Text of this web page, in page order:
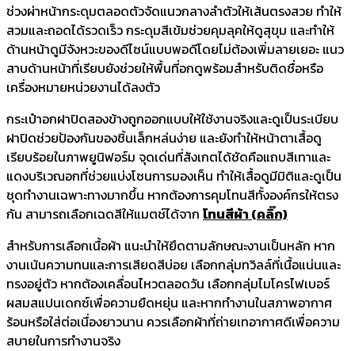
ช่วงผ่าหน้ากระดุมตลอดตัวจัดแนวกลางลำตัวให้เส้นตรงสวย ทำให้
สวมและถอดได้รวดเร็ว กระดุมสีเข้มช่วยคุมลุคให้ดูสุขุม และทำให้
ด้านหน้าดูมีจังหวะของดีไซน์แบบพอดีโดยไม่ต้องเพิ่มลายเยอะ แนว
สาบด้านหน้าที่เรียบยังช่วยให้พื้นที่อกดูพร้อมสำหรับติดชื่อหรือ
เครื่องหมายหน่วยงานได้ลงตัว
กระเป๋าอกฝาปิดสองข้างถูกออกแบบให้ใช้งานจริงและดูเป็นระเบียบ
ฝาปิดช่วยป้องกันของชิ้นเล็กหล่นง่าย และยังทำให้หน้าตาเสื้อดู
เรียบร้อยในภาพยูนิฟอร์ม จุดเด่นที่สังเกตได้ชัดคือแถบสีเทาและ
แดงบริเวณอกที่ช่วยแบ่งโซนการมองเห็น ทำให้เสื้อดูมีมิติและดูเป็น
ชุดทำงานเฉพาะทางมากขึ้น หากต้องการคุมโทนสีทั้งองค์กรให้ตรง
กัน สามารถเลือกเฉดสีให้แมตช์ได้จาก โทนสีผ้า (คลิ๊ก)
สำหรับการเลือกเนื้อผ้า แนะนำให้ยึดตามลักษณะงานเป็นหลัก หาก
งานเน้นความทนและการเสียดสีบ่อย เลือกกลุ่มทวิลล์ที่เนื้อแน่นและ
ทรงอยู่ตัว หากต้องเคลื่อนไหวตลอดวัน เลือกกลุ่มไมโครไฟเบอร์
ผสมสแปนเดกซ์เพื่อความยืดหยุ่น และหากทำงานในสภาพอากาศ
ร้อนหรือใส่ต่อเนื่องยาวนาน ควรเลือกผ้าที่ถ่ายเทอากาศดีเพื่อความ
สบายในการทำงานจริง